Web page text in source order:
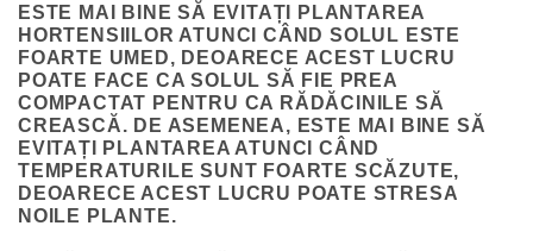
ESTE MAI BINE SĂ EVITAȚI PLANTAREA
HORTENSIILOR ATUNCI CÂND SOLUL ESTE
FOARTE UMED, DEOARECE ACEST LUCRU
POATE FACE CA SOLUL SĂ FIE PREA
COMPACTAT PENTRU CA RĂDĂCINILE SĂ
CREASCĂ. DE ASEMENEA, ESTE MAI BINE SĂ
EVITAȚI PLANTAREA ATUNCI CÂND
TEMPERATURILE SUNT FOARTE SCĂZUTE,
DEOARECE ACEST LUCRU POATE STRESA
NOILE PLANTE.